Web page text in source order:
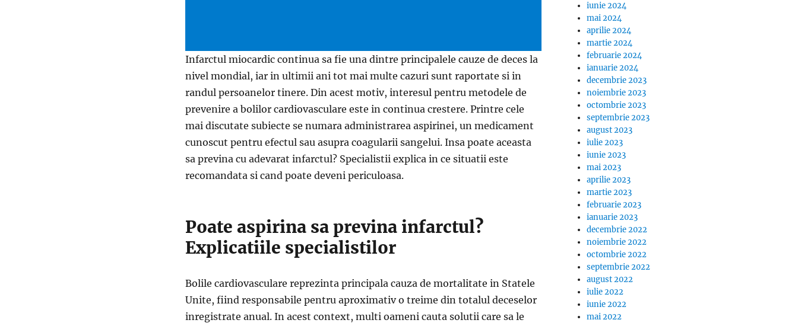
Infarctul miocardic continua sa fie una dintre principalele cauze de deces la
nivel mondial, iar in ultimii ani tot mai multe cazuri sunt raportate si in
randul persoanelor tinere. Din acest motiv, interesul pentru metodele de
prevenire a bolilor cardiovasculare este in continua crestere. Printre cele
mai discutate subiecte se numara administrarea aspirinei, un medicament
cunoscut pentru efectul sau asupra coagularii sangelui. Insa poate aceasta
sa previna cu adevarat infarctul? Specialistii explica in ce situatii este
recomandata si cand poate deveni periculoasa.
Poate aspirina sa previna infarctul?
Explicatiile specialistilor
Bolile cardiovasculare reprezinta principala cauza de mortalitate in Statele
Unite, fiind responsabile pentru aproximativ o treime din totalul deceselor
inregistrate anual. In acest context, multi oameni cauta solutii care sa le
iunie 2024
mai 2024
aprilie 2024
martie 2024
februarie 2024
ianuarie 2024
decembrie 2023
noiembrie 2023
octombrie 2023
septembrie 2023
august 2023
iulie 2023
iunie 2023
mai 2023
aprilie 2023
martie 2023
februarie 2023
ianuarie 2023
decembrie 2022
noiembrie 2022
octombrie 2022
septembrie 2022
august 2022
iulie 2022
iunie 2022
mai 2022